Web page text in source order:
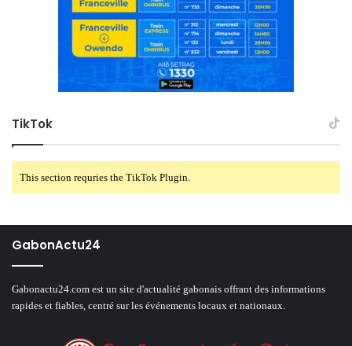
TikTok
This section requries the TikTok Plugin.
GabonActu24
Gabonactu24.com est un site d'actualité gabonais offrant des informations
rapides et fiables, centré sur les événements locaux et nationaux.